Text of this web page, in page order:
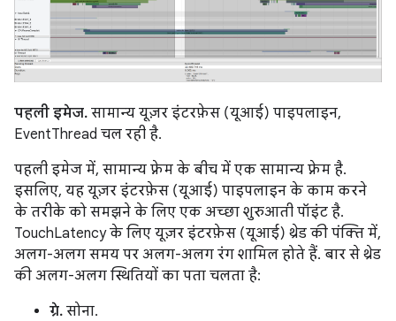
पहली इमेज. सामान्य यूज़र इंटरफ़ेस (यूआई) पाइपलाइन,
EventThread चल रही है.
पहली इमेज में, सामान्य फ़्रेम के बीच में एक सामान्य फ़्रेम है.
इसलिए, यह यूज़र इंटरफ़ेस (यूआई) पाइपलाइन के काम करने
के तरीके को समझने के लिए एक अच्छा शुरुआती पॉइंट है.
TouchLatency के लिए यूज़र इंटरफ़ेस (यूआई) थ्रेड की पंक्ति में,
अलग-अलग समय पर अलग-अलग रंग शामिल होते हैं. बार से थ्रेड
की अलग-अलग स्थितियों का पता चलता है:
ग्रे. सोना.